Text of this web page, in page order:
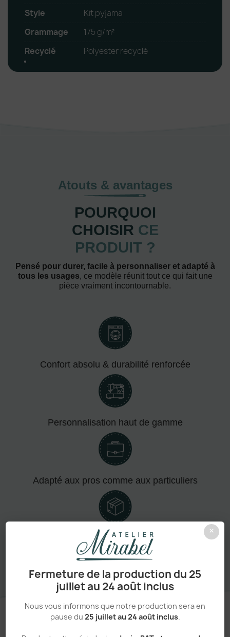
×
Fermeture de la production du 25
juillet au 24 août inclus
Nous vous informons que notre production sera en
pause du 25 juillet au 24 août inclus.
Style
Kit pyjama
Grammage
175 g/m²
Recyclé
Polyester recyclé
Atouts & avantages
POURQUOI
CHOISIR CE
PRODUIT ?
Pensé pour durer, facile à personnaliser et adapté à
tous les usages, ce modèle réunit tout ce qui fait une
pièce vraiment incontournable.
Confort absolu & durabilité renforcée
Personnalisation haut de gamme
Adapté aux pros comme aux particuliers
Sans minimum de commande